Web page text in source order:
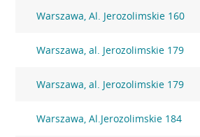
Warszawa, Al. Jerozolimskie 160
Warszawa, al. Jerozolimskie 179
Warszawa, al. Jerozolimskie 179
Warszawa, Al.Jerozolimskie 184